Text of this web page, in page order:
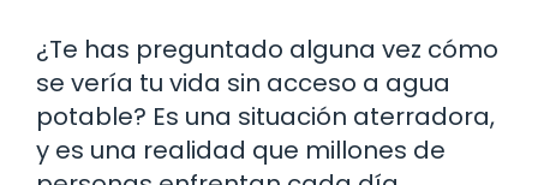
¿Te has preguntado alguna vez cómo
se vería tu vida sin acceso a agua
potable? Es una situación aterradora,
y es una realidad que millones de